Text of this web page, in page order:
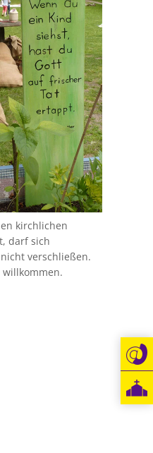
kirchlichen
darf sich
verschließen.